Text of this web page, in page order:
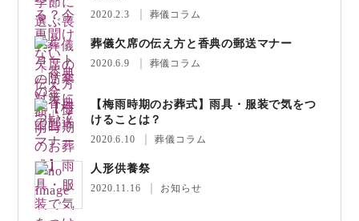
2020.2.3 葬儀コラム
葬儀欠席の伝え方と香典の郵送マナー
2020.6.9 葬儀コラム
【梅雨時期のお葬式】雨具・服装で気をつ
けることは？
2020.6.10 葬儀コラム
人形供養祭
2020.11.16 お知らせ